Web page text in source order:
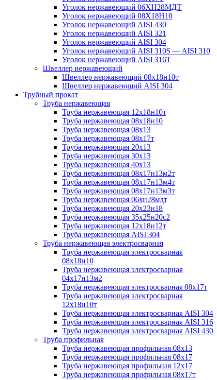
Уголок нержавеющий 06ХН28МДТ
Уголок нержавеющий 08Х18Н10
Уголок нержавеющий AISI 430
Уголок нержавеющий AISI 321
Уголок нержавеющий AISI 304
Уголок нержавеющий AISI 310S — AISI 310
Уголок нержавеющий AISI 316T
Швеллер нержавеющий
Швеллер нержавеющий 08х18н10т
Швеллер нержавеющий AISI 304
Трубный прокат
Труба нержавеющая
Труба нержавеющая 12х18н10т
Труба нержавеющая 08х18н10
Труба нержавеющая 08х13
Труба нержавеющая 08х17т
Труба нержавеющая 20х13
Труба нержавеющая 30х13
Труба нержавеющая 40х13
Труба нержавеющая 08х17н13м2т
Труба нержавеющая 08х17н13м4т
Труба нержавеющая 08х17н13м3т
Труба нержавеющая 06хн28мдт
Труба нержавеющая 20х23н18
Труба нержавеющая 35х25н20с2
Труба нержавеющая 12х18н12т
Труба нержавеющая AISI 304
Труба нержавеющая электросварная
Труба нержавеющая электросварная
08х18н10
Труба нержавеющая электросварная
04х17н13м2
Труба нержавеющая электросварная 08х17т
Труба нержавеющая электросварная
12х18н10т
Труба нержавеющая электросварная AISI 304
Труба нержавеющая электросварная AISI 316
Труба нержавеющая электросварная AISI 430
Труба профильная
Труба нержавеющая профильная 08х13
Труба нержавеющая профильная 08х17
Труба нержавеющая профильная 12х17
Труба нержавеющая профильная 08х17т